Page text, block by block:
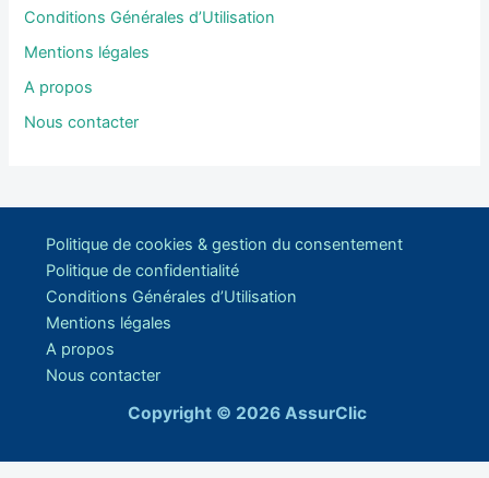
Conditions Générales d’Utilisation
Mentions légales
A propos
Nous contacter
Politique de cookies & gestion du consentement
Politique de confidentialité
Conditions Générales d’Utilisation
Mentions légales
A propos
Nous contacter
Copyright © 2026 AssurClic